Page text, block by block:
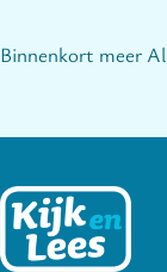
Binnenkort meer